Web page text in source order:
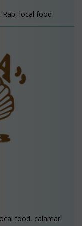
Rab, local food
food, calamari